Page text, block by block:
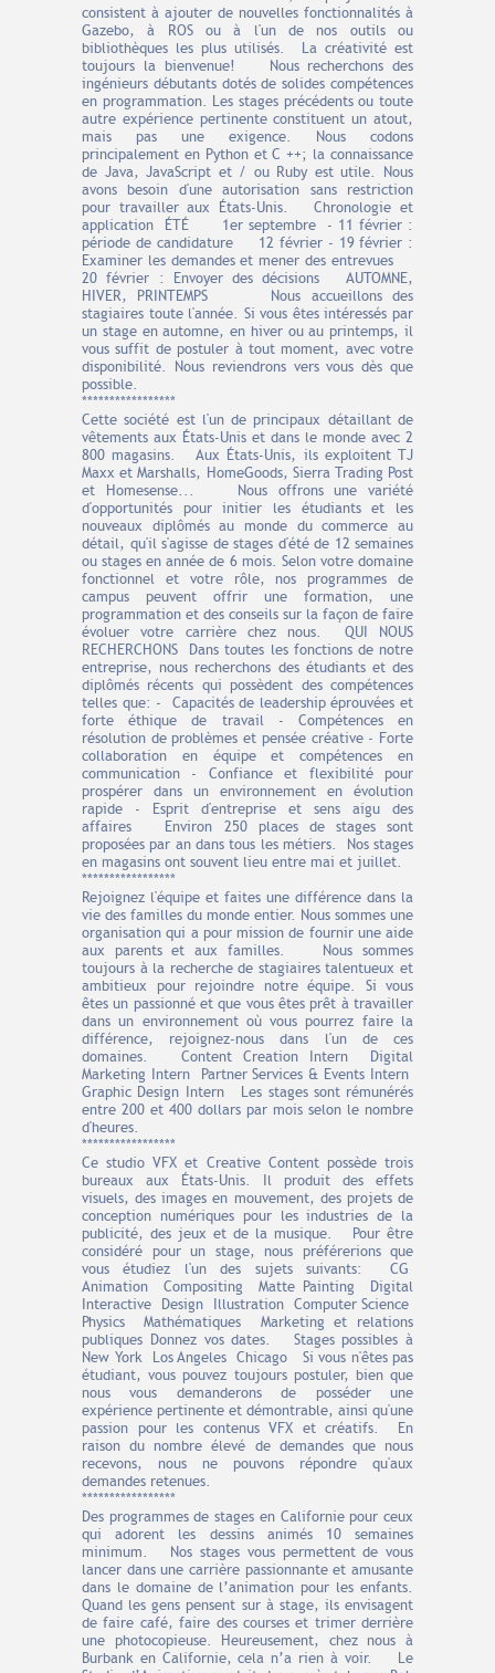
consistent à ajouter de nouvelles fonctionnalités à
Gazebo, à ROS ou à l'un de nos outils ou
bibliothèques les plus utilisés. La créativité est
toujours la bienvenue! Nous recherchons des
ingénieurs débutants dotés de solides compétences
en programmation. Les stages précédents ou toute
autre expérience pertinente constituent un atout,
mais pas une exigence. Nous codons
principalement en Python et C ++; la connaissance
de Java, JavaScript et / ou Ruby est utile. Nous
avons besoin d'une autorisation sans restriction
pour travailler aux États-Unis. Chronologie et
application ÉTÉ 1er septembre - 11 février :
période de candidature 12 février - 19 février :
Examiner les demandes et mener des entrevues
20 février : Envoyer des décisions AUTOMNE,
HIVER, PRINTEMPS Nous accueillons des
stagiaires toute l'année. Si vous êtes intéressés par
un stage en automne, en hiver ou au printemps, il
vous suffit de postuler à tout moment, avec votre
disponibilité. Nous reviendrons vers vous dès que
possible.
*****************
Cette société est l'un de principaux détaillant de
vêtements aux États-Unis et dans le monde avec 2
800 magasins. Aux États-Unis, ils exploitent TJ
Maxx et Marshalls, HomeGoods, Sierra Trading Post
et Homesense... Nous offrons une variété
d'opportunités pour initier les étudiants et les
nouveaux diplômés au monde du commerce au
détail, qu'il s'agisse de stages d'été de 12 semaines
ou stages en année de 6 mois. Selon votre domaine
fonctionnel et votre rôle, nos programmes de
campus peuvent offrir une formation, une
programmation et des conseils sur la façon de faire
évoluer votre carrière chez nous. QUI NOUS
RECHERCHONS Dans toutes les fonctions de notre
entreprise, nous recherchons des étudiants et des
diplômés récents qui possèdent des compétences
telles que: - Capacités de leadership éprouvées et
forte éthique de travail - Compétences en
résolution de problèmes et pensée créative - Forte
collaboration en équipe et compétences en
communication - Confiance et flexibilité pour
prospérer dans un environnement en évolution
rapide - Esprit d'entreprise et sens aigu des
affaires Environ 250 places de stages sont
proposées par an dans tous les métiers. Nos stages
en magasins ont souvent lieu entre mai et juillet.
*****************
Rejoignez l'équipe et faites une différence dans la
vie des familles du monde entier. Nous sommes une
organisation qui a pour mission de fournir une aide
aux parents et aux familles. Nous sommes
toujours à la recherche de stagiaires talentueux et
ambitieux pour rejoindre notre équipe. Si vous
êtes un passionné et que vous êtes prêt à travailler
dans un environnement où vous pourrez faire la
différence, rejoignez-nous dans l'un de ces
domaines. Content Creation Intern Digital
Marketing Intern Partner Services & Events Intern
Graphic Design Intern Les stages sont rémunérés
entre 200 et 400 dollars par mois selon le nombre
d'heures.
*****************
Ce studio VFX et Creative Content possède trois
bureaux aux États-Unis. Il produit des effets
visuels, des images en mouvement, des projets de
conception numériques pour les industries de la
publicité, des jeux et de la musique. Pour être
considéré pour un stage, nous préférerions que
vous étudiez l'un des sujets suivants: CG
Animation Compositing Matte Painting Digital
Interactive Design Illustration Computer Science
Physics Mathématiques Marketing et relations
publiques Donnez vos dates. Stages possibles à
New York Los Angeles Chicago Si vous n'êtes pas
étudiant, vous pouvez toujours postuler, bien que
nous vous demanderons de posséder une
expérience pertinente et démontrable, ainsi qu'une
passion pour les contenus VFX et créatifs. En
raison du nombre élevé de demandes que nous
recevons, nous ne pouvons répondre qu'aux
demandes retenues.
*****************
Des programmes de stages en Californie pour ceux
qui adorent les dessins animés 10 semaines
minimum. Nos stages vous permettent de vous
lancer dans une carrière passionnante et amusante
dans le domaine de l’animation pour les enfants.
Quand les gens pensent sur à stage, ils envisagent
de faire café, faire des courses et trimer derrière
une photocopieuse. Heureusement, chez nous à
Burbank en Californie, cela n’a rien à voir. Le